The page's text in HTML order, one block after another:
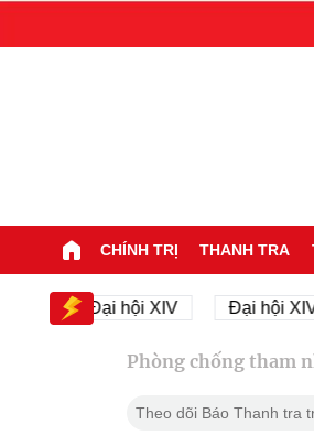
CHÍNH TRỊ THANH TRA
Đại hội XIV Đại hội XIV của
Phòng chống tham
Theo dõi Báo Thanh tra